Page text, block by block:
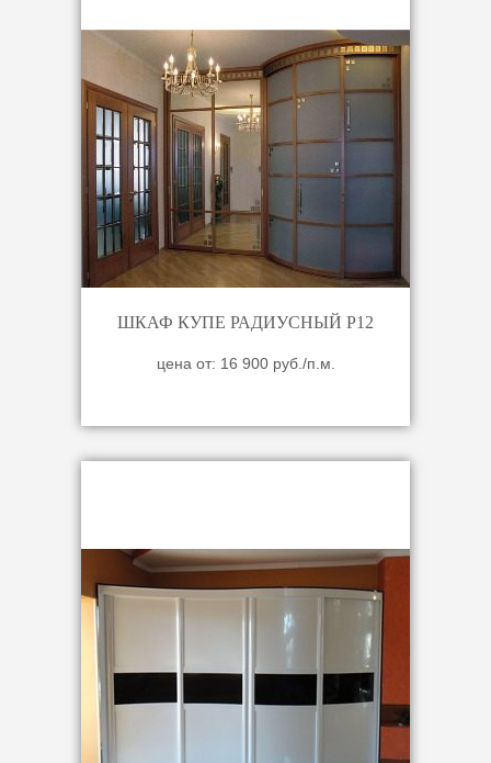
ШКАФ КУПЕ РАДИУСНЫЙ Р12
цена от: 16 900 руб./п.м.